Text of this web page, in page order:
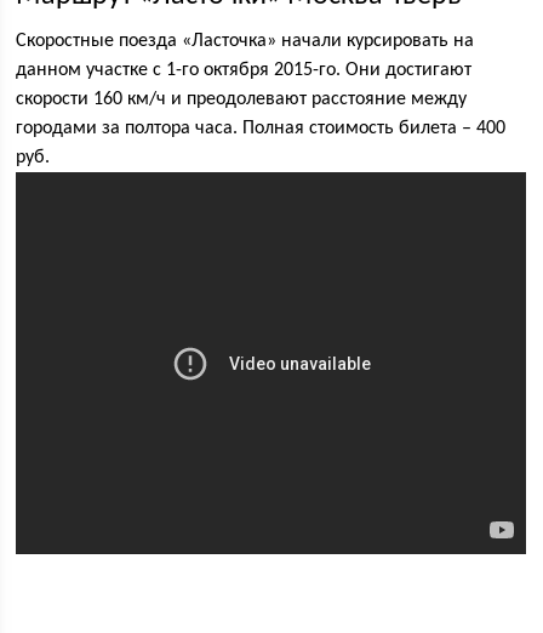
Скоростные поезда «Ласточка» начали курсировать на
данном участке с 1-го октября 2015-го. Они достигают
скорости 160 км/ч и преодолевают расстояние между
городами за полтора часа. Полная стоимость билета – 400
руб.